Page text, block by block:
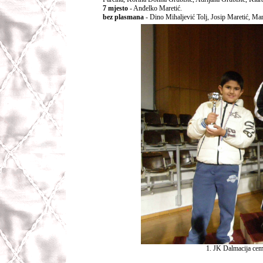
7 mjesto - Anđelko Maretić.
bez plasmana - Dino Mihaljević Tolj, Josip Maretić,
1. JK Dalmacija